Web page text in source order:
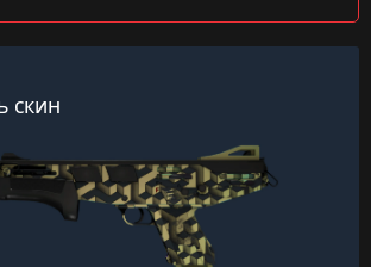
скин